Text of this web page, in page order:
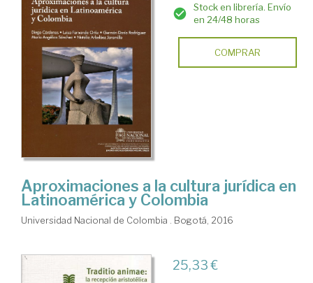
Stock en librería. Envío
en 24/48 horas
COMPRAR
Aproximaciones a la cultura jurídica en
Latinoamérica y Colombia
Universidad Nacional de Colombia . Bogotá, 2016
25,33 €